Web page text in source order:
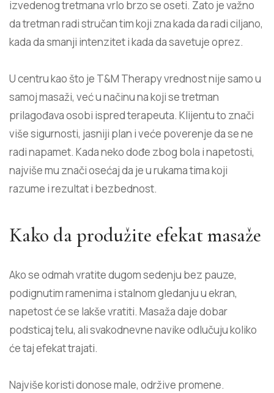
izvedenog tretmana vrlo brzo se oseti. Zato je važno
da tretman radi stručan tim koji zna kada da radi ciljano,
kada da smanji intenzitet i kada da savetuje oprez.
U centru kao što je T&M Therapy vrednost nije samo u
samoj masaži, već u načinu na koji se tretman
prilagođava osobi ispred terapeuta. Klijentu to znači
više sigurnosti, jasniji plan i veće poverenje da se ne
radi napamet. Kada neko dođe zbog bola i napetosti,
najviše mu znači osećaj da je u rukama tima koji
razume i rezultat i bezbednost.
Kako da produžite efekat masaže
Ako se odmah vratite dugom sedenju bez pauze,
podignutim ramenima i stalnom gledanju u ekran,
napetost će se lakše vratiti. Masaža daje dobar
podsticaj telu, ali svakodnevne navike odlučuju koliko
će taj efekat trajati.
Najviše koristi donose male, održive promene.